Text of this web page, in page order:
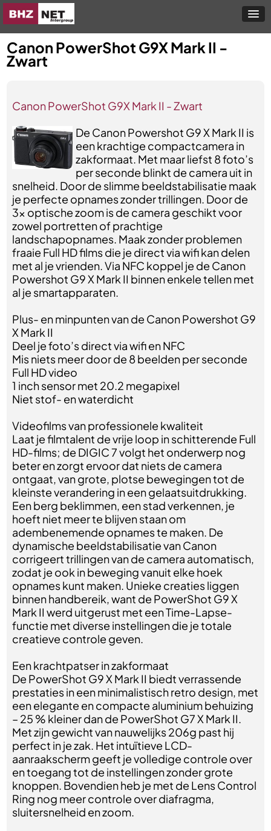
Canon PowerShot G9X Mark II -
Zwart
Canon PowerShot G9X Mark II - Zwart
De Canon Powershot G9 X Mark II is
een krachtige compactcamera in
zakformaat. Met maar liefst 8 foto’s
per seconde blinkt de camera uit in
snelheid. Door de slimme beeldstabilisatie maak
je perfecte opnames zonder trillingen. Door de
3x optische zoom is de camera geschikt voor
zowel portretten of prachtige
landschapopnames. Maak zonder problemen
fraaie Full HD films die je direct via wifi kan delen
met al je vrienden. Via NFC koppel je de Canon
Powershot G9 X Mark II binnen enkele tellen met
al je smartapparaten.
Plus- en minpunten van de Canon Powershot G9
X Mark II
Deel je foto’s direct via wifi en NFC
Mis niets meer door de 8 beelden per seconde
Full HD video
1 inch sensor met 20.2 megapixel
Niet stof- en waterdicht
Videofilms van professionele kwaliteit
Laat je filmtalent de vrije loop in schitterende Full
HD-films; de DIGIC 7 volgt het onderwerp nog
beter en zorgt ervoor dat niets de camera
ontgaat, van grote, plotse bewegingen tot de
kleinste verandering in een gelaatsuitdrukking.
Een berg beklimmen, een stad verkennen, je
hoeft niet meer te blijven staan om
adembenemende opnames te maken. De
dynamische beeldstabilisatie van Canon
corrigeert trillingen van de camera automatisch,
zodat je ook in beweging vanuit elke hoek
opnames kunt maken. Unieke creaties liggen
binnen handbereik, want de PowerShot G9 X
Mark II werd uitgerust met een Time-Lapse-
functie met diverse instellingen die je totale
creatieve controle geven.
Een krachtpatser in zakformaat
De PowerShot G9 X Mark II biedt verrassende
prestaties in een minimalistisch retro design, met
een elegante en compacte aluminium behuizing
– 25 % kleiner dan de PowerShot G7 X Mark II.
Met zijn gewicht van nauwelijks 206g past hij
perfect in je zak. Het intuïtieve LCD-
aanraakscherm geeft je volledige controle over
en toegang tot de instellingen zonder grote
knoppen. Bovendien heb je met de Lens Control
Ring nog meer controle over diafragma,
sluitersnelheid en zoom.